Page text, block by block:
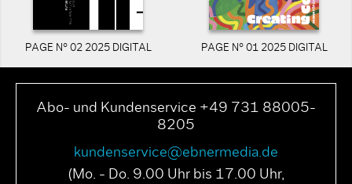
PAGE N° 02 2025 DIGITAL PAGE N° 01 2025 DIGITAL
Abo- und Kundenservice +49 731 88005-
8205
kundenservice@ebnermedia.de
(Mo. - Do. 9.00 Uhr bis 17.00 Uhr,